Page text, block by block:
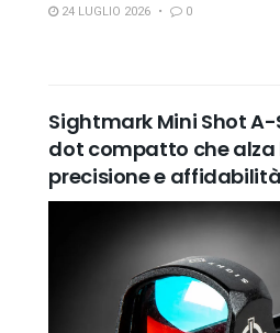
24 LUGLIO 2026 0
Sightmark Mini Shot A-
dot compatto che alza
precisione e affidabilità